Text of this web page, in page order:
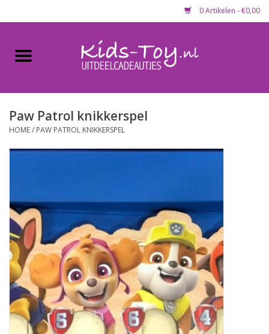
0 Artikelen - €0,00
Home
Gevulde capsules & mixen
Koopjeshoek
Lege capsules
Speelgoedautomaten
Speelgoedpakketten
Paw Patrol knikkerspel
HOME/ PAW PATROL KNIKKERSPEL